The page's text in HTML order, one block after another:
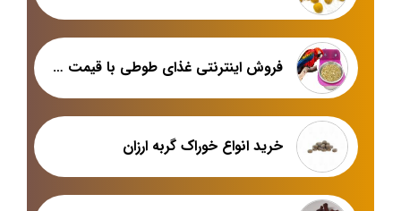
فروش اینترنتی غذای طوطی با قیمت مناسب
خرید انواع خوراک گربه ارزان